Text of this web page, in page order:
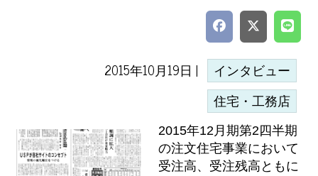
2015年10月19日 | インタビュー
住宅・工務店
2015年12月期第2四半期
の注文住宅事業において
受注高、受注残高ともに